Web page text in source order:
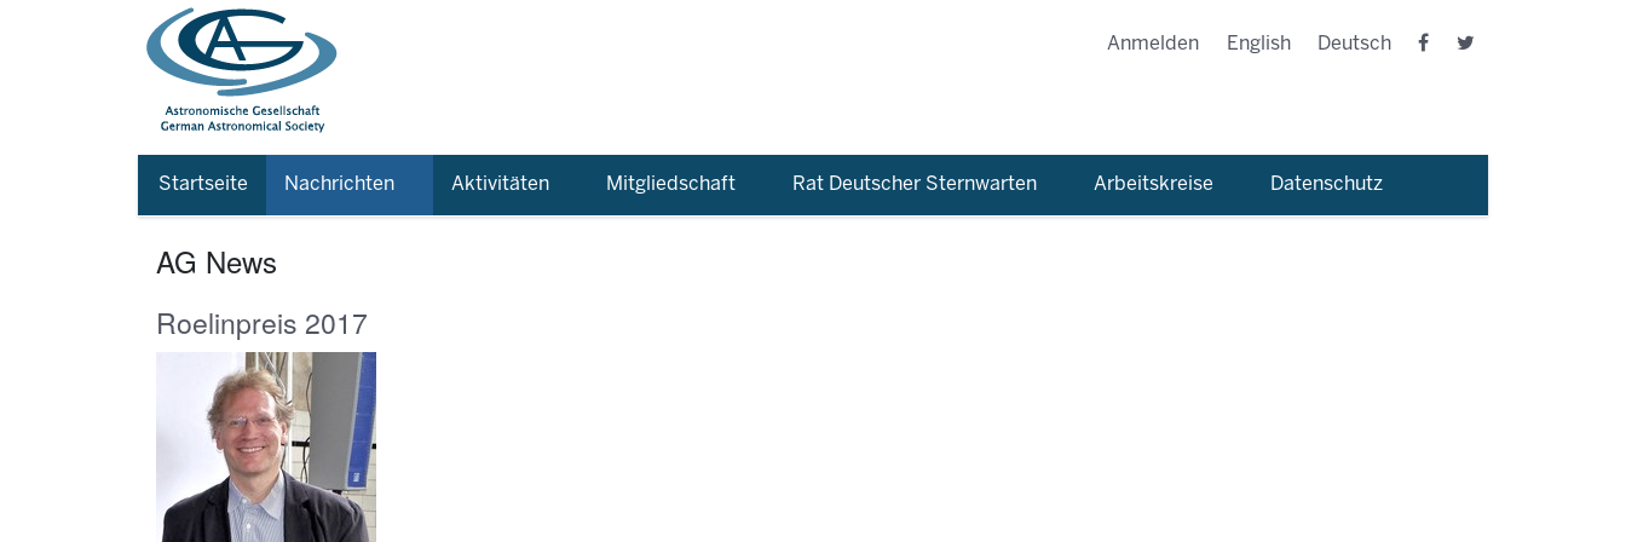
Anmelden English Deutsch
Startseite Nachrichten Aktivitäten Mitgliedschaft Rat Deutscher Sternwarten Arbeitskreise Datenschutz
AG News
Roelinpreis 2017